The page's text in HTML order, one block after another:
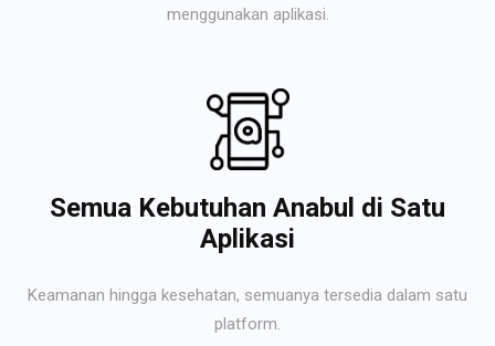
menggunakan aplikasi.
Semua Kebutuhan Anabul di Satu
Aplikasi
Keamanan hingga kesehatan, semuanya tersedia dalam satu
platform.